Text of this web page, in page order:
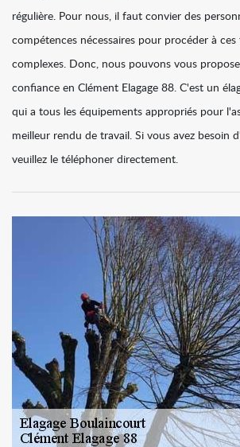
régulière. Pour nous, il faut convier des
compétences nécessaires pour procéder à
complexes. Donc, nous pouvons vous
confiance en Clément Elagage 88. C'est un
qui a tous les équipements appropriés pour
meilleur rendu de travail. Si vous avez besoin
veuillez le téléphoner directement.